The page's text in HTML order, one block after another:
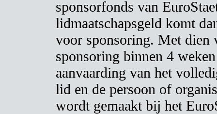
sponsorfonds van
lidmaatschapsgeld komt
voor sponsoring. Met dien
sponsoring binnen 4
aanvaarding van het
lid en de persoon of
wordt gemaakt bij het